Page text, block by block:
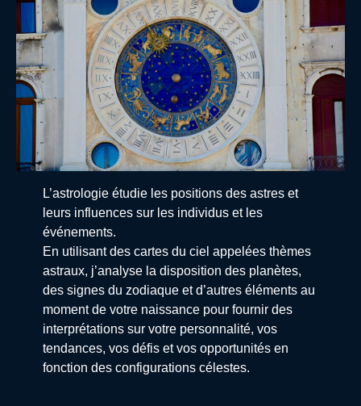
L’astrologie étudie les positions des astres et
leurs influences sur les individus et les
événements.
En utilisant des cartes du ciel appelées thèmes
astraux, j’analyse la disposition des planètes,
des signes du zodiaque et d’autres éléments au
moment de votre naissance pour fournir des
interprétations sur votre personnalité, vos
tendances, vos défis et vos opportunités en
fonction des configurations célestes.